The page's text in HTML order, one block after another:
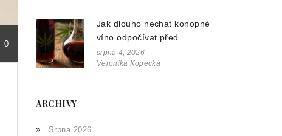
0
Jak dlouho nechat konopné
víno odpočívat před
podáváním? Průvodce pro
nejlepší chuť
srpna 4, 2026
Veronika Kopecká
ARCHIVY
Srpna 2026